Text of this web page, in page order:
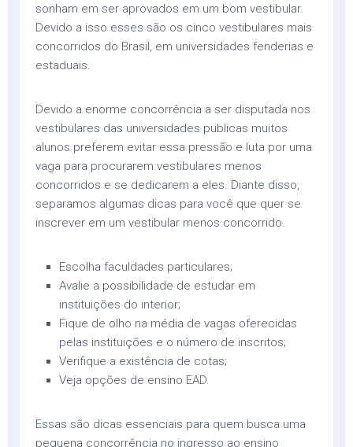
sonham em ser aprovados em um bom vestibular.
Devido a isso esses são os cinco vestibulares mais
concorridos do Brasil, em universidades fenderias e
estaduais.
Devido a enorme concorrência a ser disputada nos
vestibulares das universidades publicas muitos
alunos preferem evitar essa pressão e luta por uma
vaga para procurarem vestibulares menos
concorridos e se dedicarem a eles. Diante disso,
separamos algumas dicas para você que quer se
inscrever em um vestibular menos concorrido.
Escolha faculdades particulares;
Avalie a possibilidade de estudar em
instituições do interior;
Fique de olho na média de vagas oferecidas
pelas instituições e o número de inscritos;
Verifique a existência de cotas;
Veja opções de ensino EAD.
Essas são dicas essenciais para quem busca uma
pequena concorrência no ingresso ao ensino